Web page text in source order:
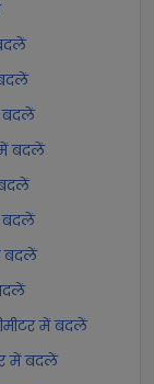
बदलें
बदलें
में बदलें
बदलें
बदलें
बदलें
में बदलें
में बदलें